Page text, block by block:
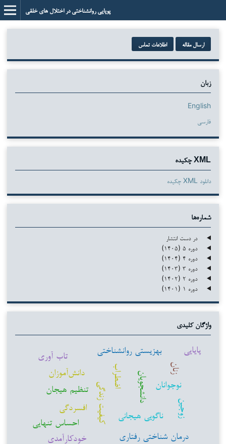
پویایی روانشناختی در اختلال های خلقی
ارسال مقاله اطلاعات تماس
زبان
English
فارسی
XML چکیده
دانلود XML چکیده
شماره‌ها
در دست انتشار
دوره ۵ (۱۴۰۵)
دوره ۴ (۱۴۰۴)
دوره ۳ (۱۴۰۳)
دوره ۲ (۱۴۰۲)
دوره ۱ (۱۴۰۱)
واژگان کلیدی
اضطراب دانشجویان کیفیت زندگی نوجوانان
افسردگی
بهزیستی روانشناختی
دانش‌آموزان
زنان
تنظیم هیجان
درمان شناختی رفتاری
ناگویی هیجانی
احساس تنهایی
زوجین
تاب آوری
خودکارآمدی
پایایی